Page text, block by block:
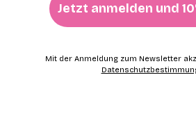
Jetzt anmelden und
Mit der Anmeldung zum Newsletter